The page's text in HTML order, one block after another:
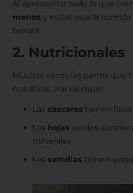
Al aprovechar todo lo que
menos y evitas que la
basura.
2. Nutricionales
Muchas veces las partes que
nutritivas. Por ejemplo:
Las cáscaras tienen fibra
Las hojas verdes
minerales
Las semillas tienen